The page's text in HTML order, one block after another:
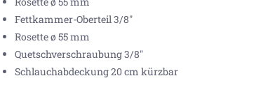
Fettkammer-Oberteil 3/8"
Rosette ø 55 mm
Quetschverschraubung 3/8"
Schlauchabdeckung 20 cm kürzbar